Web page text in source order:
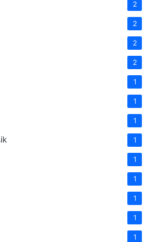
2
2
2
2
1
1
1
1
1
1
1
1
1